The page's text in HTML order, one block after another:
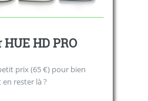
HD PRO
prix (65 €) pour bien
rester là ?